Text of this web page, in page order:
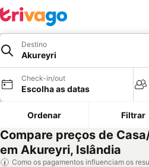
Destino
Akureyri
Check-in/out
Escolha as datas
Ordenar Filtrar
Compare preços de
em Akureyri, Islândia
Como os pagamentos influenciam os